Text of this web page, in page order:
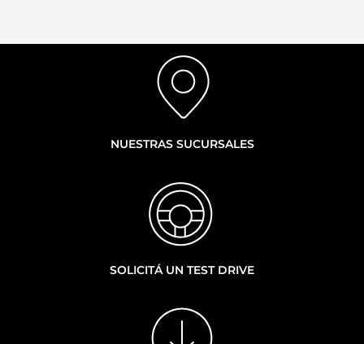
NUESTRAS SUCURSALES
SOLICITÁ UN TEST DRIVE